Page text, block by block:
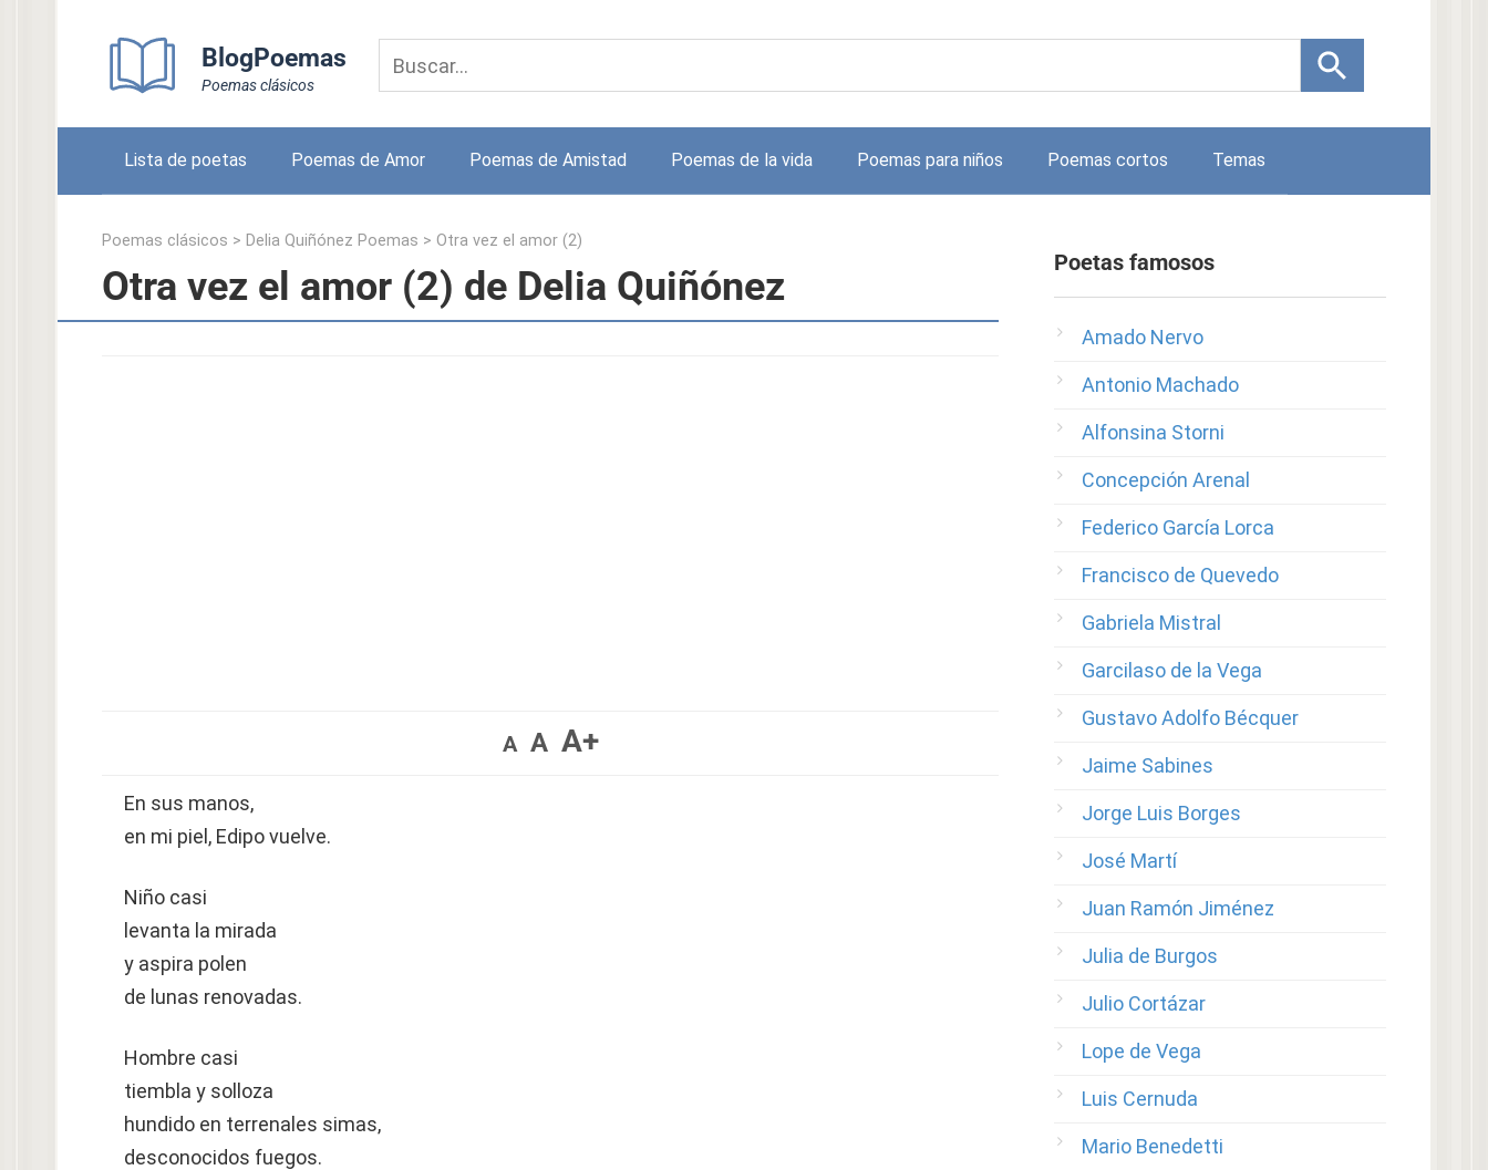
BlogPoemas
Poemas clásicos
Lista de poetas Poemas de Amor Poemas de Amistad Poemas de la vida Poemas para niños Poemas cortos Temas
Poemas clásicos > Delia Quiñónez Poemas > Otra vez el amor (2)
Otra vez el amor (2) de Delia Quiñónez
A A A+
En sus manos,
en mi piel, Edipo vuelve.
Niño casi
levanta la mirada
y aspira polen
de lunas renovadas.
Hombre casi
tiembla y solloza
hundido en terrenales simas,
desconocidos fuegos.
Poetas famosos
Amado Nervo
Antonio Machado
Alfonsina Storni
Concepción Arenal
Federico García Lorca
Francisco de Quevedo
Gabriela Mistral
Garcilaso de la Vega
Gustavo Adolfo Bécquer
Jaime Sabines
Jorge Luis Borges
José Martí
Juan Ramón Jiménez
Julia de Burgos
Julio Cortázar
Lope de Vega
Luis Cernuda
Mario Benedetti